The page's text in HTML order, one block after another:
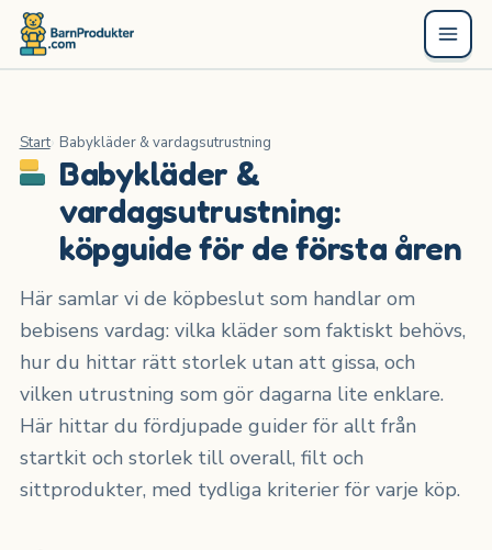
Start Babykläder & vardagsutrustning
Babykläder &
vardagsutrustning:
köpguide för de första åren
Här samlar vi de köpbeslut som handlar om
bebisens vardag: vilka kläder som faktiskt behövs,
hur du hittar rätt storlek utan att gissa, och
vilken utrustning som gör dagarna lite enklare.
Här hittar du fördjupade guider för allt från
startkit och storlek till overall, filt och
sittprodukter, med tydliga kriterier för varje köp.